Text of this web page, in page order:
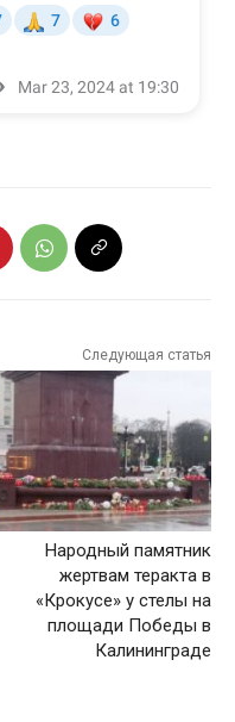
Следующая статья
Народный памятник
жертвам теракта в
«Крокусе» у стелы на
площади Победы в
Калининграде